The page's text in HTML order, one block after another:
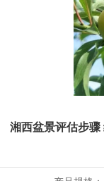
湘西盆景评估步骤